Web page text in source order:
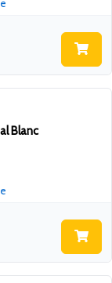
Blanc